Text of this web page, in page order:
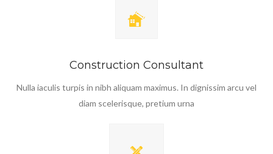
Construction Consultant
Nulla iaculis turpis in nibh aliquam maximus. In dignissim arcu vel
diam scelerisque, pretium urna